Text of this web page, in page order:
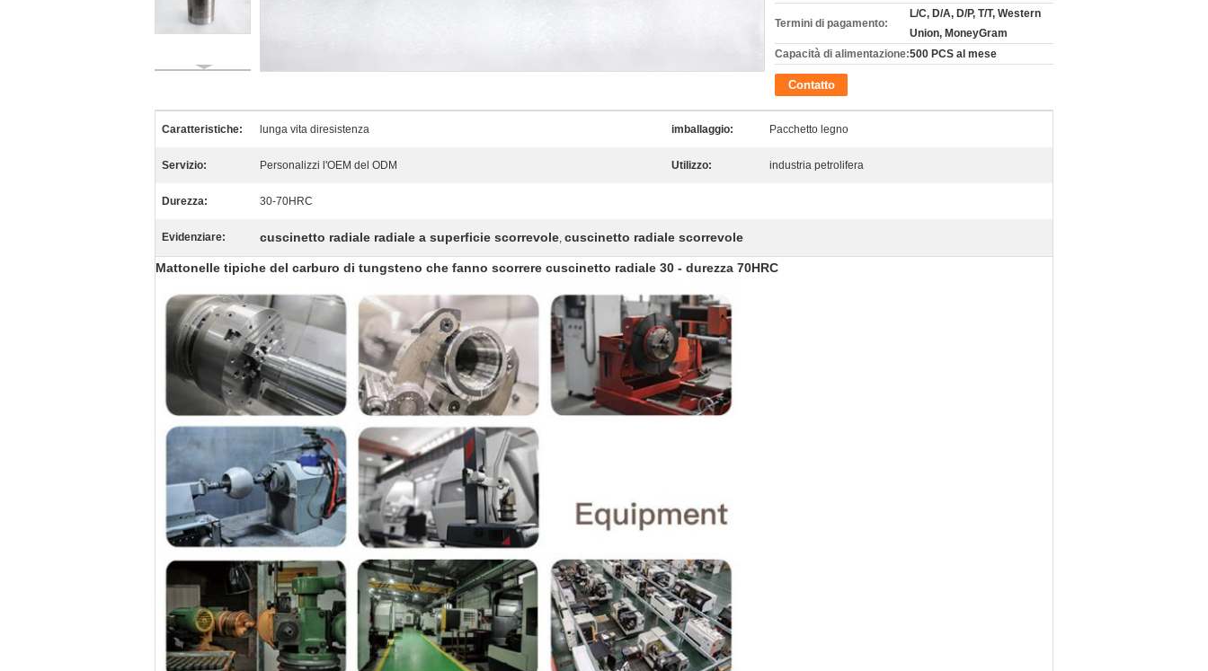
Termini di pagamento:
L/C, D/A, D/P, T/T, Western
Union, MoneyGram
Capacità di alimentazione:500 PCS al mese
Contatto
Caratteristiche: lunga vita diresistenza imballaggio: Pacchetto legno
Servizio: Personalizzi l'OEM del ODM Utilizzo: industria petrolifera
Durezza: 30-70HRC
Evidenziare: cuscinetto radiale radiale a superficie scorrevole, cuscinetto radiale scorrevole
Mattonelle tipiche del carburo di tungsteno che fanno scorrere cuscinetto radiale 30 - durezza 70HRC